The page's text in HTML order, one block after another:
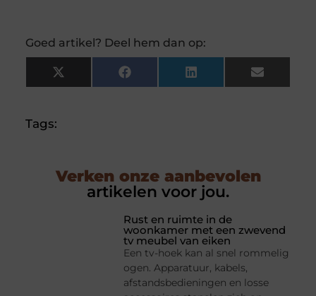
Goed artikel? Deel hem dan op:
X
(Twitter)
Facebook LinkedIn Email
Tags:
Verken onze aanbevolen
artikelen voor jou.
Rust en ruimte in de
woonkamer met een zwevend
tv meubel van eiken
Een tv-hoek kan al snel rommelig
ogen. Apparatuur, kabels,
afstandsbedieningen en losse